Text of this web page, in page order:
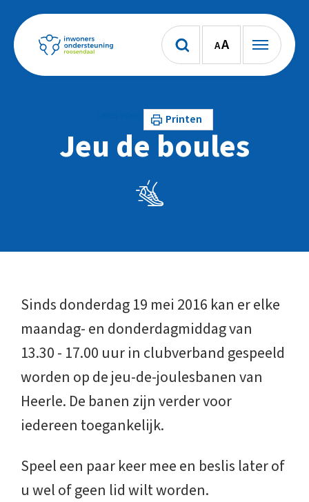
AA
Printen
Jeu de boules
Sinds donderdag 19 mei 2016 kan er elke
maandag- en donderdagmiddag van
13.30 - 17.00 uur in clubverband gespeeld
worden op de jeu-de-joulesbanen van
Heerle. De banen zijn verder voor
iedereen toegankelijk.
Speel een paar keer mee en beslis later of
u wel of geen lid wilt worden.